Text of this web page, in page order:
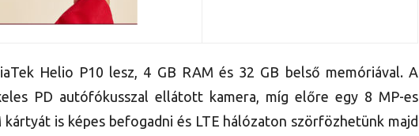
Helio P10 lesz, 4 GB RAM és 32 GB belső memóriával. A
PD autófókusszal ellátott kamera, míg előre egy 8 MP-es
kártyát is képes befogadni és LTE hálózaton szörfözhetünk majd